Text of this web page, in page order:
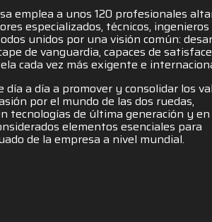
emplea a unos 120 profesionales
especializados, técnicos,
unidos por una visión común:
de vanguardia, capaces de
cada vez más exigente e
día a día a promover y consolidar los
por el mundo de las dos ruedas,
tecnologías de última generación y en
elementos esenciales para
de la empresa a nivel mundial.